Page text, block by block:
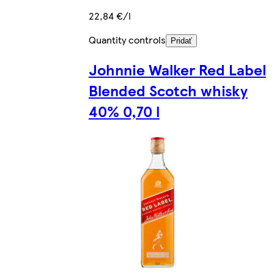
22,84 €/l
Quantity controls
Pridať
Johnnie Walker Red Label
Blended Scotch whisky
40% 0,70 l